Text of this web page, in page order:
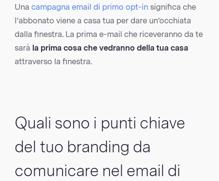
Una campagna email di primo opt-in significa che
l’abbonato viene a casa tua per dare un’occhiata
dalla finestra. La prima e-mail che riceveranno da te
sarà la prima cosa che vedranno della tua casa
attraverso la finestra.
Quali sono i punti chiave
del tuo branding da
comunicare nel email di